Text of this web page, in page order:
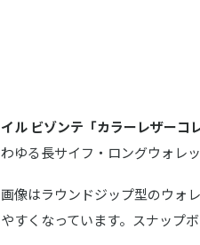
イル ビゾンテ「カラーレザーコ
わゆる長サイフ・ロングウォレ
画像はラウンドジップ型のウォ
やすくなっています。スナップ